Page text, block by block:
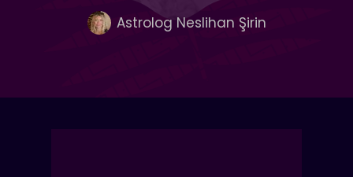
Astrolog Neslihan Şirin